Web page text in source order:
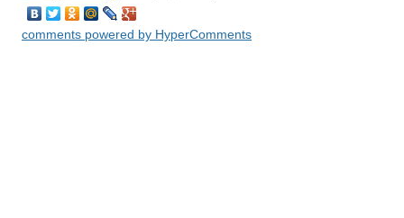
comments powered by HyperComments